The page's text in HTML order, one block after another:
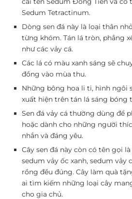
Sedum Tetractinum.
Dòng sen đá này là loại thân
từng khóm. Tán lá tròn, phẳng
như các vảy cá.
Các lá có màu xanh sáng sẽ
đồng vào mùa thu.
Những bông hoa li ti, hình ngôi
xuất hiện trên tán lá sáng bóng
Sen đá vảy cá thường dùng để
hoặc dành cho những người
nhắn và đáng yêu.
Cây sen đá này còn có tên gọi
sedum vảy ốc xanh, sedum vảy
rồng đều đúng. Cây làm quà
ai tìm kiếm những loại cây
cho gia chủ.